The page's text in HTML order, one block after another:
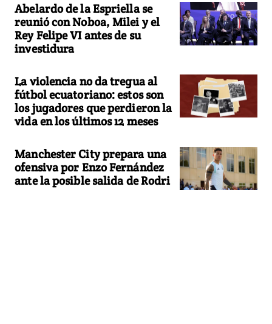
Abelardo de la Espriella se
reunió con Noboa, Milei y el
Rey Felipe VI antes de su
investidura
La violencia no da tregua al
fútbol ecuatoriano: estos son
los jugadores que perdieron la
vida en los últimos 12 meses
Manchester City prepara una
ofensiva por Enzo Fernández
ante la posible salida de Rodri